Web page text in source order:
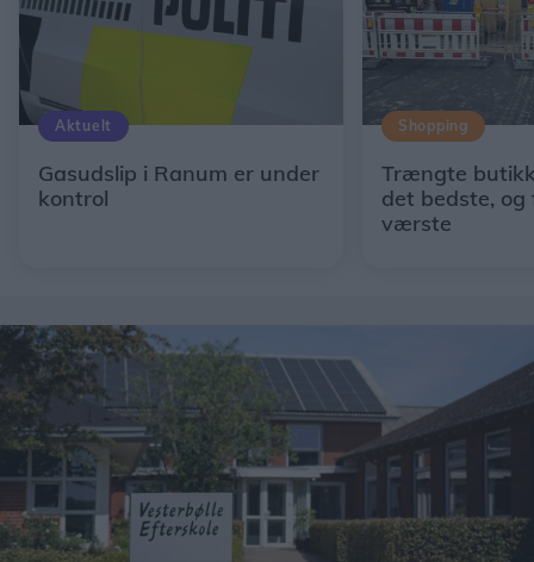
Aktuelt
Gasudslip i Ranum er under
kontrol
Shopping
Trængte
det bedste,
værste